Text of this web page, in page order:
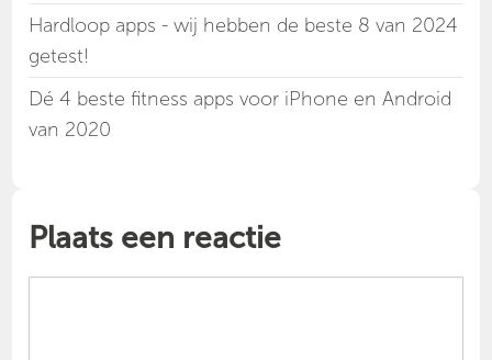
Hardloop apps - wij hebben de beste 8 van 2024
getest!
Dé 4 beste fitness apps voor iPhone en Android
van 2020
Plaats een reactie